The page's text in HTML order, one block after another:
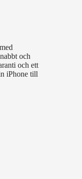
och
och ett
iPhone till